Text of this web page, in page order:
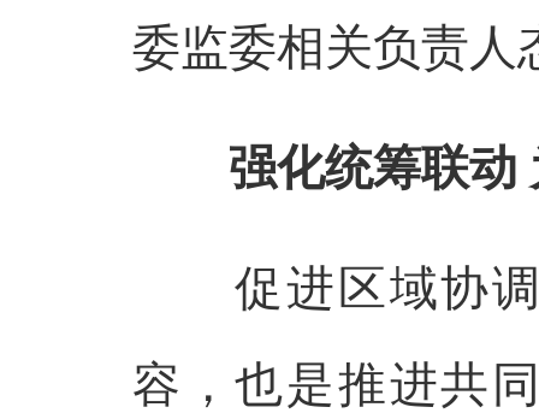
委监委相关负责人
强化统筹联动
促进区域协调
容，也是推进共